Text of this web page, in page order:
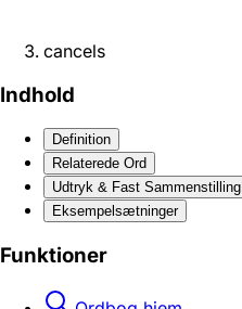
cancels
Indhold
Definition
Relaterede Ord
Udtryk & Fast Sammenstilling
Eksempelsætninger
Funktioner